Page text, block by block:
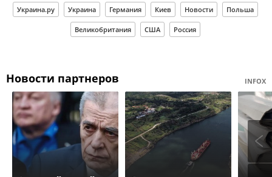
Украина.ру Украина Германия Киев Новости Польша
Великобритания США Россия
Новости партнеров INFOX